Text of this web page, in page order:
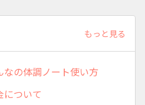
もっと見る
なの体調ノート使い方
について